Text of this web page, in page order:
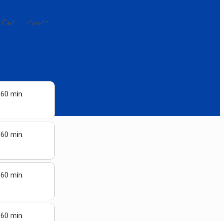
Čas* Cena**
60 min.
60 min.
60 min.
60 min.